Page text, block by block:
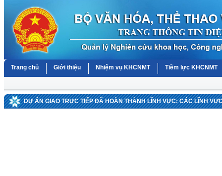
Trang chủ Giới thiệu Nhiệm vụ KHCNMT Tiềm lực KHCNMT
DỰ ÁN GIAO TRỰC TIẾP ĐÃ HOÀN THÀNH LĨNH VỰC: CÁC LĨNH